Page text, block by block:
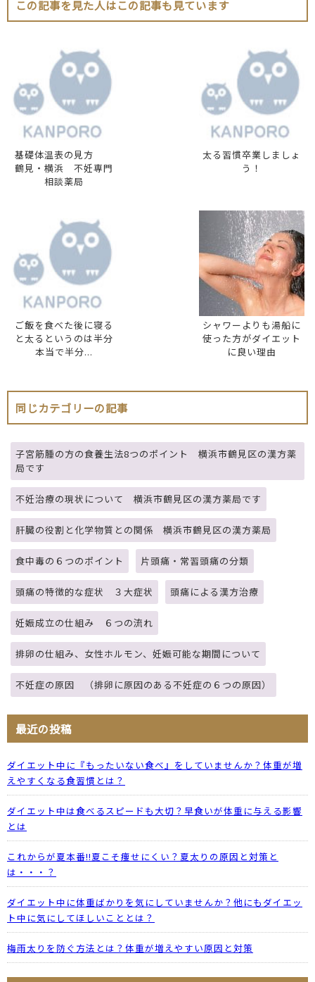
この記事を見た人はこの記事も見ています
基礎体温表の見方
鶴見・横浜 不妊専門
相談薬局
太る習慣卒業しましょ
う！
ご飯を食べた後に寝る
と太るというのは半分
本当で半分...
シャワーよりも湯船に
使った方がダイエット
に良い理由
同じカテゴリーの記事
子宮筋腫の方の食養生法8つのポイント 横浜市鶴見区の漢方薬
局です
不妊治療の現状について 横浜市鶴見区の漢方薬局です
肝臓の役割と化学物質との関係 横浜市鶴見区の漢方薬局
食中毒の６つのポイント 片頭痛・常習頭痛の分類
頭痛の特徴的な症状 ３大症状 頭痛による漢方治療
妊娠成立の仕組み ６つの流れ
排卵の仕組み、女性ホルモン、妊娠可能な期間について
不妊症の原因 （排卵に原因のある不妊症の６つの原因）
最近の投稿
ダイエット中に『もったいない食べ』をしていませんか？体重が増
えやすくなる食習慣とは？
ダイエット中は食べるスピードも大切？早食いが体重に与える影響
とは
これからが夏本番!!夏こそ痩せにくい？夏太りの原因と対策と
は・・・？
ダイエット中に体重ばかりを気にしていませんか？他にもダイエッ
ト中に気にしてほしいこととは？
梅雨太りを防ぐ方法とは？体重が増えやすい原因と対策